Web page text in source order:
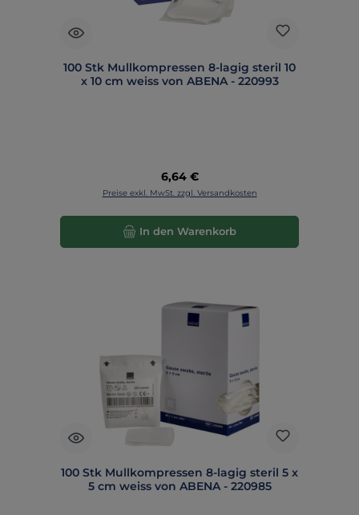
100 Stk Mullkompressen 8-lagig steril 10
x 10 cm weiss von ABENA - 220993
Regulärer Preis:
6,64 €
Preise exkl. MwSt. zzgl. Versandkosten
In den Warenkorb
100 Stk Mullkompressen 8-lagig steril 5 x
5 cm weiss von ABENA - 220985